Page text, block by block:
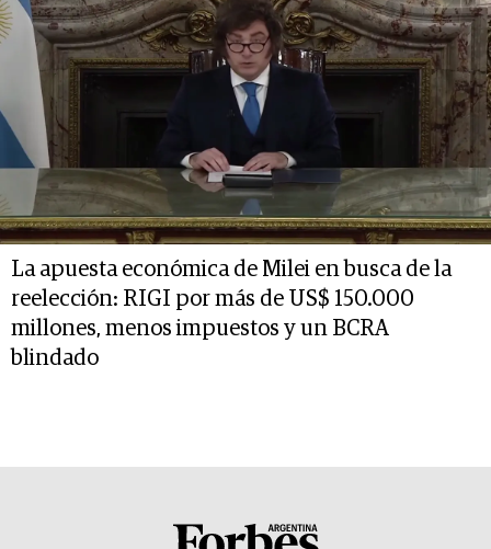
La apuesta económica de Milei en busca de la
reelección: RIGI por más de US$ 150.000
millones, menos impuestos y un BCRA
blindado